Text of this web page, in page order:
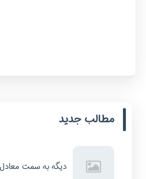
مطالب جدید
دیگه به سمت معادل